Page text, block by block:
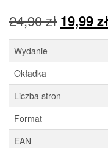
24,90zł
cena
24,90 zł.
19,99
Wydanie
Okładka
Liczba stron
Format
EAN